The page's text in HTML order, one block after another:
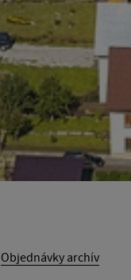
Objednávky archív